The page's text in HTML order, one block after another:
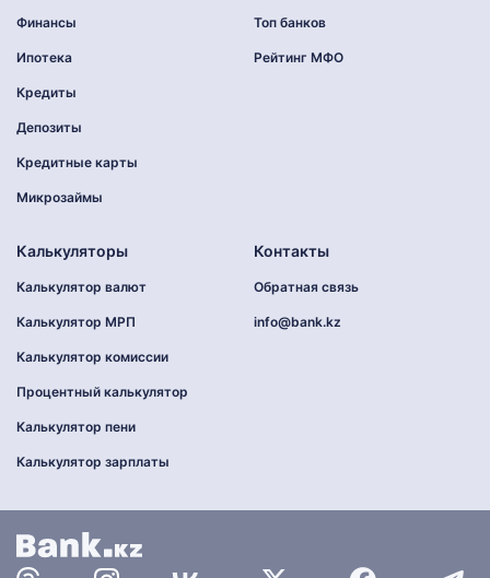
Финансы
Ипотека
Кредиты
Депозиты
Кредитные карты
Микрозаймы
Топ банков
Рейтинг МФО
Калькуляторы
Калькулятор валют
Калькулятор МРП
Калькулятор комиссии
Процентный калькулятор
Калькулятор пени
Калькулятор зарплаты
Контакты
Обратная связь
info@bank.kz